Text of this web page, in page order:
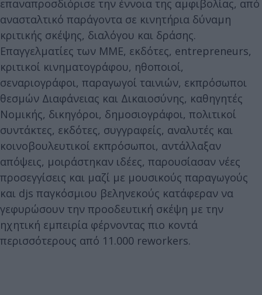
επαναπροσδιόρισε την έννοια της αμφιβολίας, από
ανασταλτικό παράγοντα σε κινητήρια δύναμη
κριτικής σκέψης, διαλόγου και δράσης.
Επαγγελματίες των ΜΜΕ, εκδότες, entrepreneurs,
κριτικοί κινηματογράφου, ηθοποιοί,
σεναριογράφοι, παραγωγοί ταινιών, εκπρόσωποι
θεσμών Διαφάνειας και Δικαιοσύνης, καθηγητές
Νομικής, δικηγόροι, δημοσιογράφοι, πολιτικοί
συντάκτες, εκδότες, συγγραφείς, αναλυτές και
κοινοβουλευτικοί εκπρόσωποι, αντάλλαξαν
απόψεις, μοιράστηκαν ιδέες, παρουσίασαν νέες
προσεγγίσεις και μαζί με μουσικούς παραγωγούς
και djs παγκόσμιου βεληνεκούς κατάφεραν να
γεφυρώσουν την προοδευτική σκέψη με την
ηχητική εμπειρία φέρνοντας πιο κοντά
περισσότερους από 11.000 reworkers.